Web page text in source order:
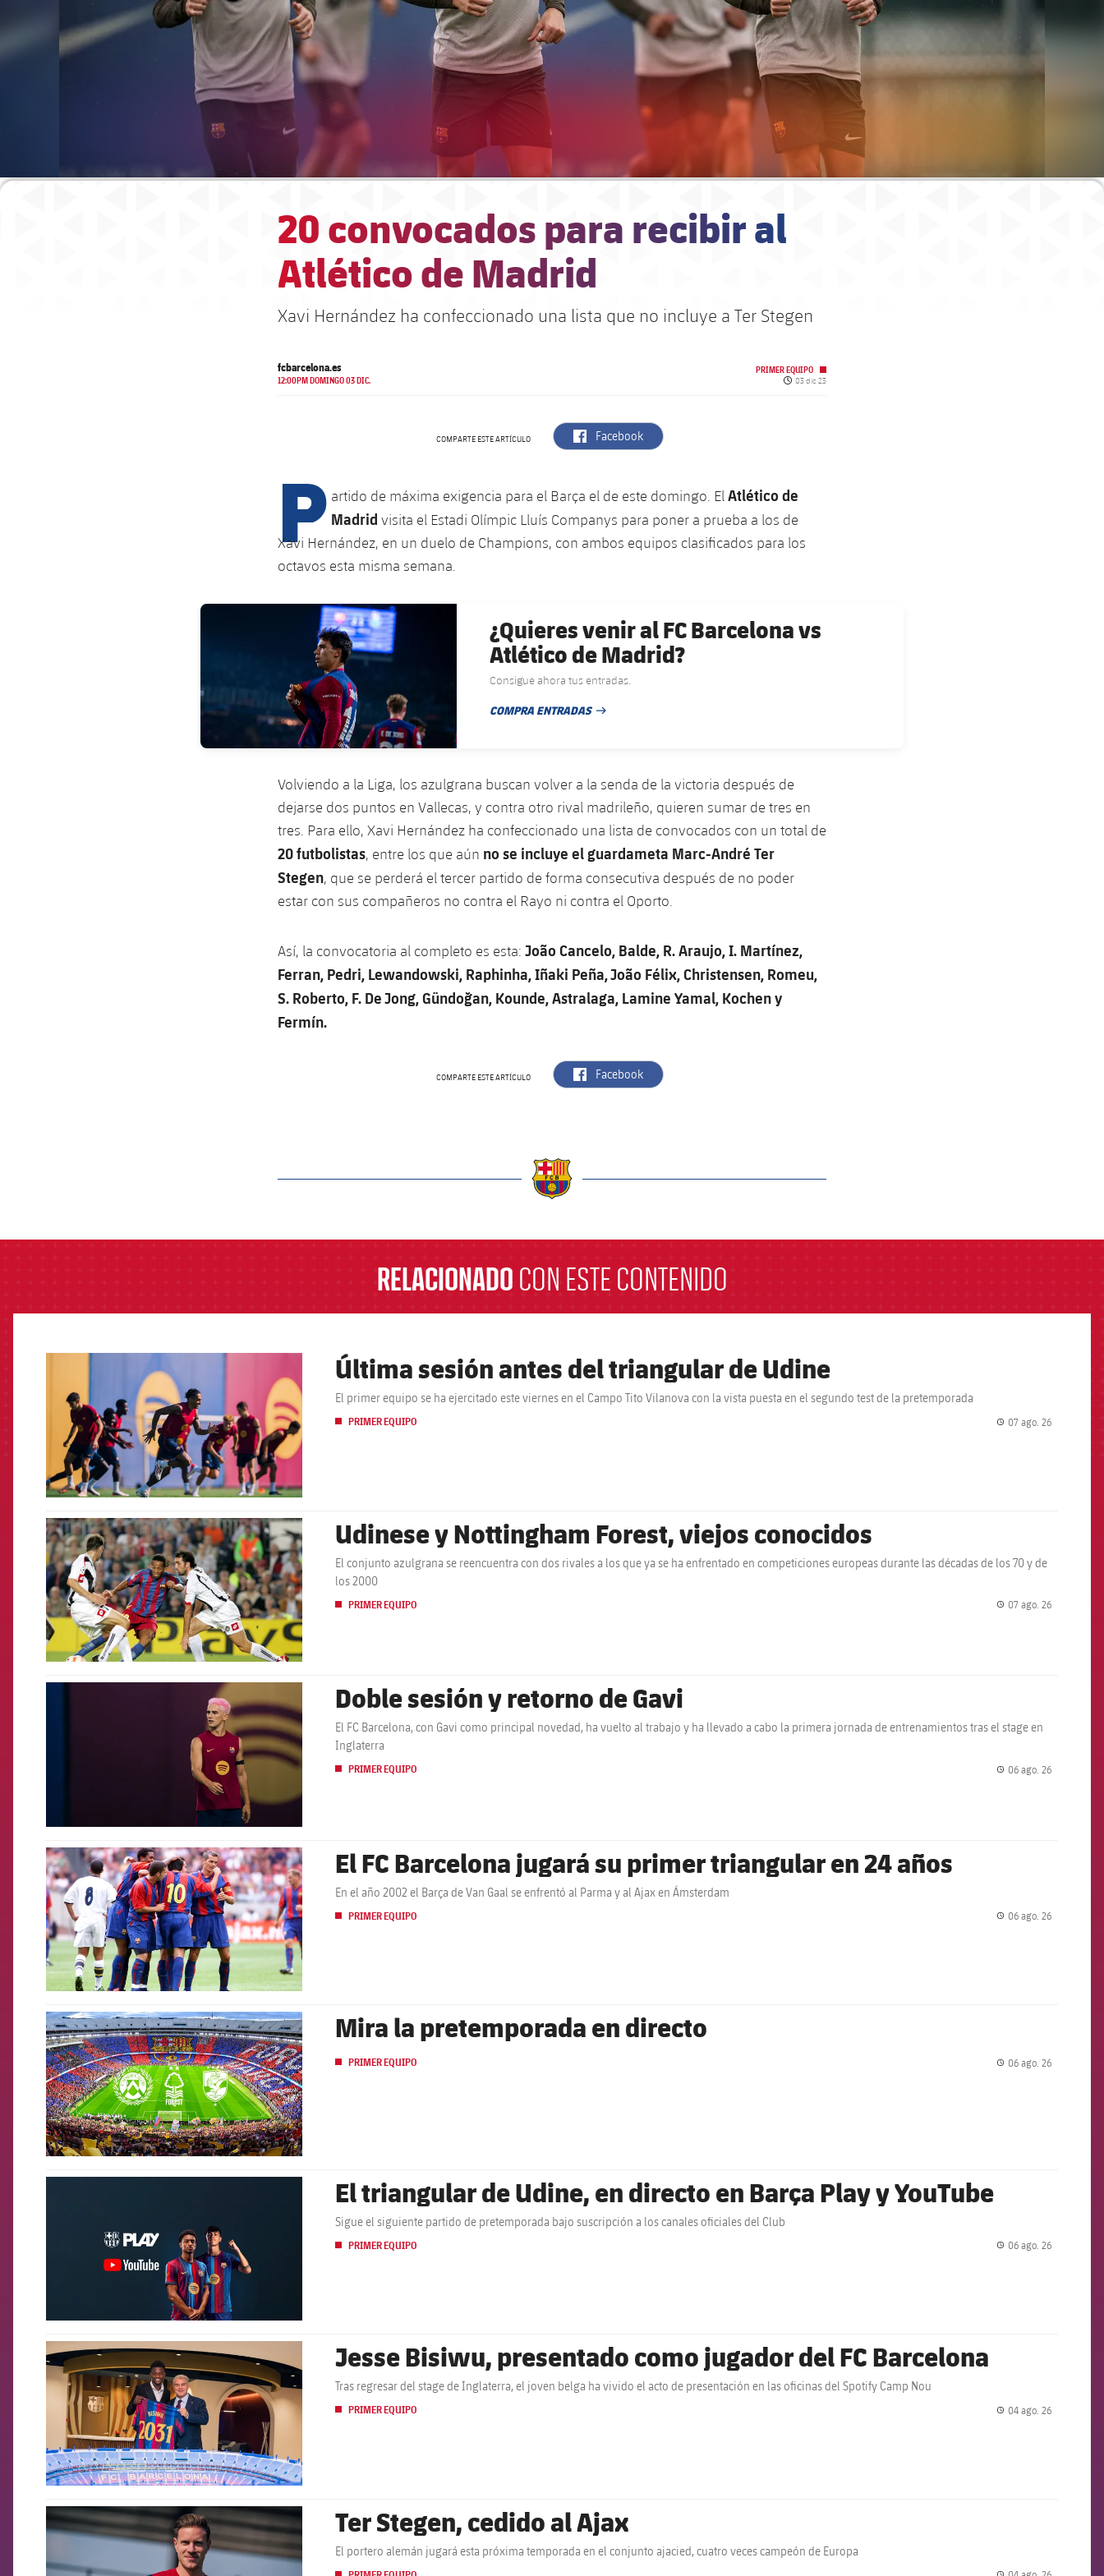
20 convocados para recibir al
Atlético de Madrid
Xavi Hernández ha confeccionado una lista que no incluye a Ter Stegen
fcbarcelona.es
12:00PM DOMINGO 03 DIC.
PRIMER EQUIPO
Fecha de publicación
03 dic 23
COMPARTE ESTE ARTÍCULO label.aria.facebook
Facebook
P artido de máxima exigencia para el Barça el de este domingo. ElAtlético de
Madrid visita el Estadi Olímpic Lluís Companys para poner a prueba a los de
Xavi Hernández, en un duelo de Champions, con ambos equipos clasificados para los
octavos esta misma semana.
FC Barcelona club badge
¿Quieres venir al FC Barcelona vs
Atlético de Madrid?
Consigue ahora tus entradas.
COMPRA ENTRADAS
FECHA DE PUBLICACIÓN
Volviendo a la Liga, los azulgrana buscan volver a la senda de la victoria después de
dejarse dos puntos en Vallecas, y contra otro rival madrileño, quieren sumar de tres en
tres. Para ello, Xavi Hernández ha confeccionado una lista de convocados con un total de
20 futbolistas, entre los que aún no se incluye el guardameta Marc-André Ter
Stegen, que se perderá el tercer partido de forma consecutiva después de no poder
estar con sus compañeros no contra el Rayo ni contra el Oporto.
Así, la convocatoria al completo es esta: João Cancelo, Balde, R. Araujo, I. Martínez,
Ferran, Pedri, Lewandowski, Raphinha, Iñaki Peña, João Félix, Christensen, Romeu,
S. Roberto, F. De Jong, Gündoğan, Kounde, Astralaga, Lamine Yamal, Kochen y
Fermín.
COMPARTE ESTE ARTÍCULO label.aria.facebook
Facebook
RELACIONADO CON ESTE CONTENIDO
Última sesión antes del triangular de Udine
El primer equipo se ha ejercitado este viernes en el Campo Tito Vilanova con la vista puesta en el segundo test de la pretemporada
PRIMER EQUIPO 07 ago. 26
FCB Barcelona badge Udinese y Nottingham Forest, viejos conocidos
El conjunto azulgrana se reencuentra con dos rivales a los que ya se ha enfrentado en competiciones europeas durante las décadas de los 70 y de
los 2000
PRIMER EQUIPO 07 ago. 26
Doble sesión y retorno de Gavi
El FC Barcelona, con Gavi como principal novedad, ha vuelto al trabajo y ha llevado a cabo la primera jornada de entrenamientos tras el stage en
Inglaterra
PRIMER EQUIPO 06 ago. 26
FCB Barcelona badge El FC Barcelona jugará su primer triangular en 24 años
En el año 2002 el Barça de Van Gaal se enfrentó al Parma y al Ajax en Ámsterdam
PRIMER EQUIPO 06 ago. 26
FCB Barcelona badge Mira la pretemporada en directo
PRIMER EQUIPO 06 ago. 26
El triangular de Udine, en directo en Barça Play y YouTube
Sigue el siguiente partido de pretemporada bajo suscripción a los canales oficiales del Club
PRIMER EQUIPO 06 ago. 26
FCB Barcelona badge Jesse Bisiwu, presentado como jugador del FC Barcelona
Tras regresar del stage de Inglaterra, el joven belga ha vivido el acto de presentación en las oficinas del Spotify Camp Nou
PRIMER EQUIPO 04 ago. 26
FCB Barcelona badge Ter Stegen, cedido al Ajax
El portero alemán jugará esta próxima temporada en el conjunto ajacied, cuatro veces campeón de Europa